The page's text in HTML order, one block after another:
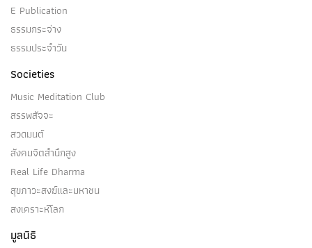
(๑) วิญญาณัญจายตนะฌาณ (ฌาณ ๖) คือ หนึ่งใน อรูป
E Publication
ธรรมกระจ่าง
ธรรมประจำวัน
Societies
Music Meditation Club
สรรพสัจจะ
สวดมนต์
สังคมจิตสำนึกสูง
Real Life Dharma
สุขภาวะสงฆ์และมหาชน
สงเคราะห์โลก
มูลนิธิ